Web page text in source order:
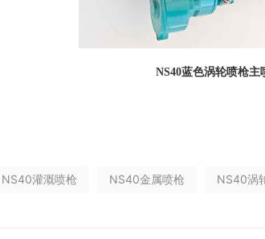
NS40蓝色涡轮喷枪主
NS40灌溉喷枪 NS40金属喷枪
NS40涡